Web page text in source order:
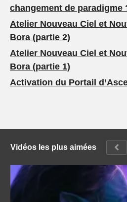
changement de paradigme
Atelier Nouveau Ciel et
Bora (partie 2)
Atelier Nouveau Ciel et
Bora (partie 1)
Activation du Portail
Vidéos les plus aimées